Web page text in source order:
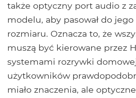
także optyczny port audio z
modelu, aby pasował do
rozmiaru. Oznacza to, że
muszą być kierowane przez
systemami rozrywki
użytkowników
miało znaczenia, ale